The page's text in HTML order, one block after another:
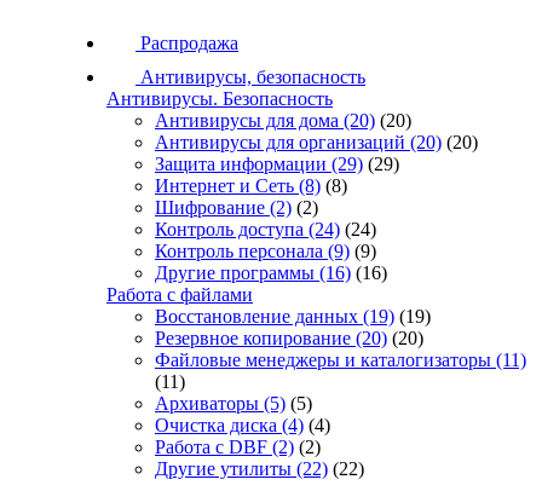
Распродажа
Антивирусы, безопасность
Антивирусы. Безопасность
Антивирусы для дома (20) (20)
Антивирусы для организаций (20) (20)
Защита информации (29) (29)
Интернет и Сеть (8) (8)
Шифрование (2) (2)
Контроль доступа (24) (24)
Контроль персонала (9) (9)
Другие программы (16) (16)
Работа с файлами
Восстановление данных (19) (19)
Резервное копирование (20) (20)
Файловые менеджеры и каталогизаторы (11)
(11)
Архиваторы (5) (5)
Очистка диска (4) (4)
Работа с DBF (2) (2)
Другие утилиты (22) (22)